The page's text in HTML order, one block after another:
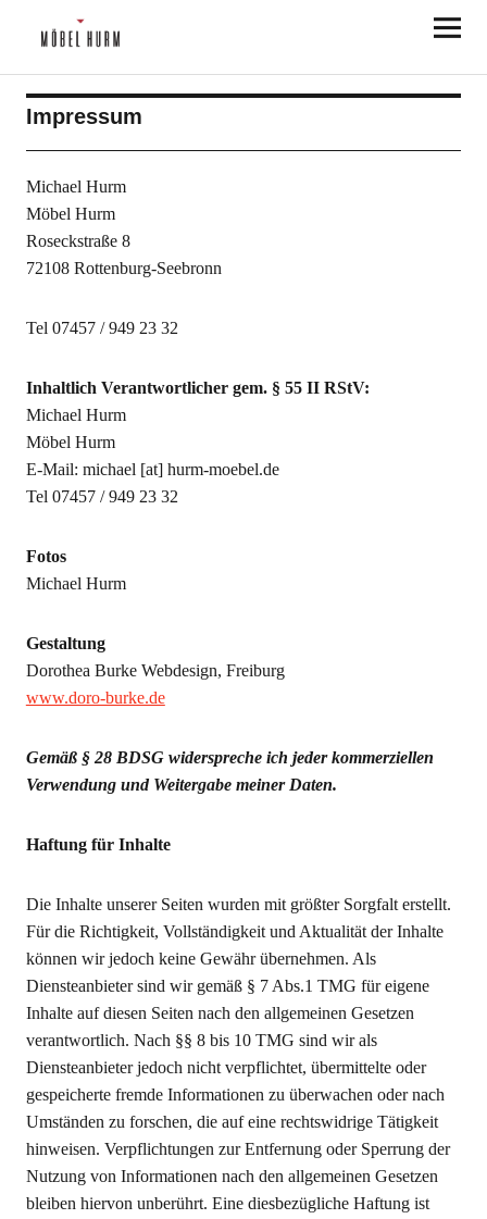
Möbel Hurm
Impressum
Michael Hurm
Möbel Hurm
Roseckstraße 8
72108 Rottenburg-Seebronn
Tel 07457 / 949 23 32
Inhaltlich Verantwortlicher gem. § 55 II RStV:
Michael Hurm
Möbel Hurm
E-Mail: michael [at] hurm-moebel.de
Tel 07457 / 949 23 32
Fotos
Michael Hurm
Gestaltung
Dorothea Burke Webdesign, Freiburg
www.doro-burke.de
Gemäß § 28 BDSG widerspreche ich jeder kommerziellen
Verwendung und Weitergabe meiner Daten.
Haftung für Inhalte
Die Inhalte unserer Seiten wurden mit größter Sorgfalt erstellt.
Für die Richtigkeit, Vollständigkeit und Aktualität der Inhalte
können wir jedoch keine Gewähr übernehmen. Als
Diensteanbieter sind wir gemäß § 7 Abs.1 TMG für eigene
Inhalte auf diesen Seiten nach den allgemeinen Gesetzen
verantwortlich. Nach §§ 8 bis 10 TMG sind wir als
Diensteanbieter jedoch nicht verpflichtet, übermittelte oder
gespeicherte fremde Informationen zu überwachen oder nach
Umständen zu forschen, die auf eine rechtswidrige Tätigkeit
hinweisen. Verpflichtungen zur Entfernung oder Sperrung der
Nutzung von Informationen nach den allgemeinen Gesetzen
bleiben hiervon unberührt. Eine diesbezügliche Haftung ist